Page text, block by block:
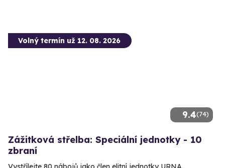
9.4(74)
Volný termín už 12. 08. 2026
Zážitková střelba: Speciální jednotky - 10
zbraní